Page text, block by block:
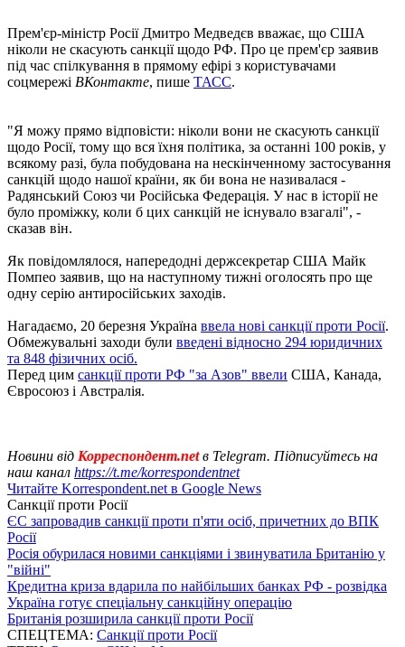
Прем'єр-міністр Росії Дмитро Медведєв вважає, що США
ніколи не скасують санкції щодо РФ. Про це прем'єр заявив
під час спілкування в прямому ефірі з користувачами
соцмережі ВКонтакте, пише ТАСС.
"Я можу прямо відповісти: ніколи вони не скасують санкції
щодо Росії, тому що вся їхня політика, за останні 100 років, у
всякому разі, була побудована на нескінченному застосування
санкцій щодо нашої країни, як би вона не називалася -
Радянський Союз чи Російська Федерація. У нас в історії не
було проміжку, коли б цих санкцій не існувало взагалі", -
сказав він.
Як повідомлялося, напередодні держсекретар США Майк
Помпео заявив, що на наступному тижні оголосять про ще
одну серію антиросійських заходів.
Нагадаємо, 20 березня Україна ввела нові санкції проти Росії.
Обмежувальні заходи були введені відносно 294 юридичних
та 848 фізичних осіб.
Перед цим санкції проти РФ "за Азов" ввели США, Канада,
Євросоюз і Австралія.
Новини від Корреспондент.netв Telegram. Підписуйтесь на
наш канал https://t.me/korrespondentnet
Читайте Korrespondent.net в Google News
Санкції проти Росії
ЄС запровадив санкції проти п'яти осіб, причетних до ВПК
Росії
Росія обурилася новими санкціями і звинуватила Британію у
"війні"
Кредитна криза вдарила по найбільших банках РФ - розвідка
Україна готує спеціальну санкційну операцію
Британія розширила санкції проти Росії
СПЕЦТЕМА: Санкції проти Росії